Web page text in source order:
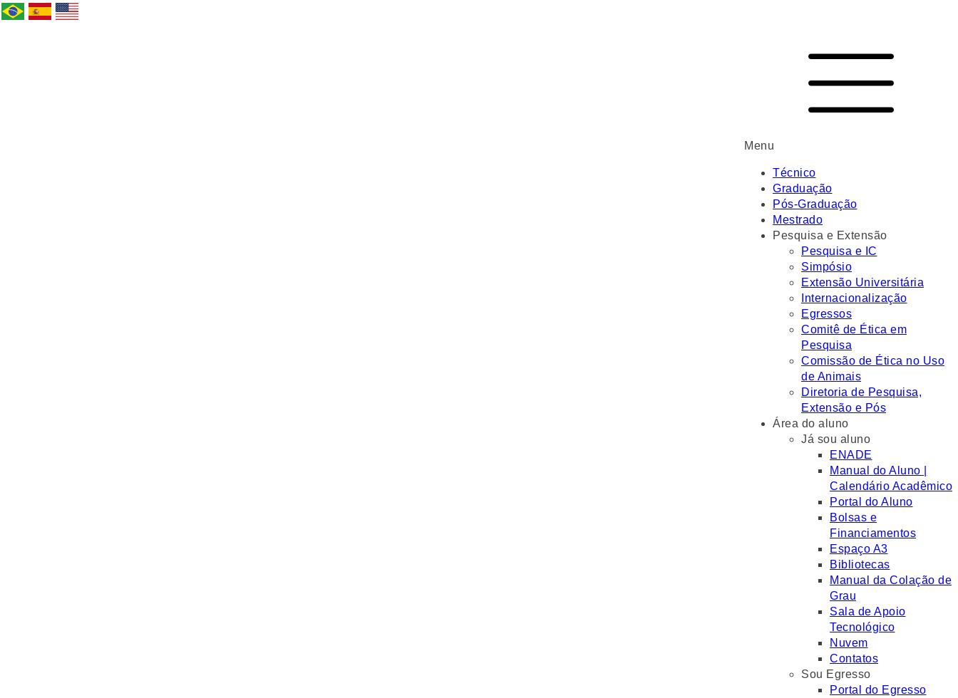
Menu
Técnico
Graduação
Pós-Graduação
Mestrado
Pesquisa e Extensão
Pesquisa e IC
Simpósio
Extensão Universitária
Internacionalização
Egressos
Comitê de Ética em
Pesquisa
Comissão de Ética no Uso
de Animais
Diretoria de Pesquisa,
Extensão e Pós
Área do aluno
Já sou aluno
ENADE
Manual do Aluno |
Calendário Acadêmico
Portal do Aluno
Bolsas e
Financiamentos
Espaço A3
Bibliotecas
Manual da Colação de
Grau
Sala de Apoio
Tecnológico
Nuvem
Contatos
Sou Egresso
Portal do Egresso